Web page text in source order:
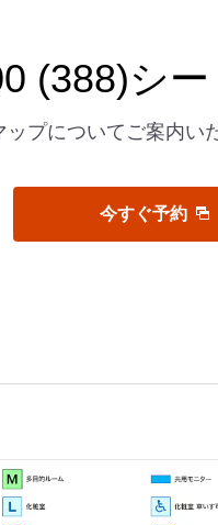
(388)シ
プについてご案内い
今すぐ予約